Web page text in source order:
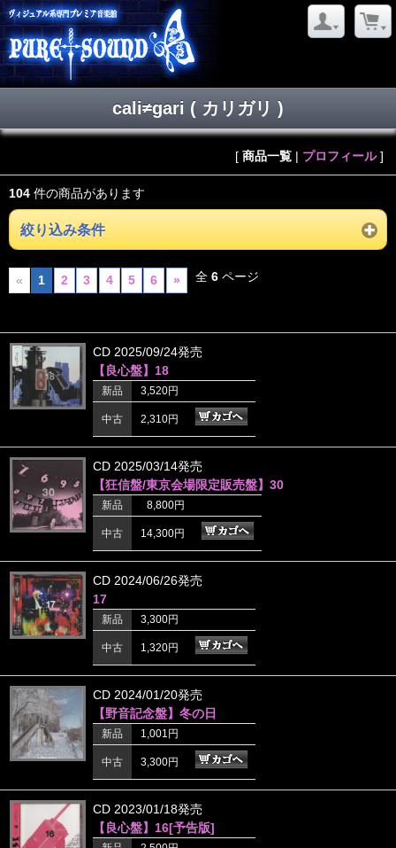
cali≠gari ( カリガリ )
[ 商品一覧 | プロフィール]
104 件の商品があります
絞り込み条件
« 1 2 3 4 5 6 » 全6 ページ
CD 2025/09/24発売
【良心盤】18
新品 3,520円
中古 2,310円
CD 2025/03/14発売
【狂信盤/東京会場限定販売盤】30
新品 8,800円
中古 14,300円
CD 2024/06/26発売
17
新品 3,300円
中古 1,320円
CD 2024/01/20発売
【野音記念盤】冬の日
新品 1,001円
中古 3,300円
CD 2023/01/18発売
【良心盤】16[予告版]